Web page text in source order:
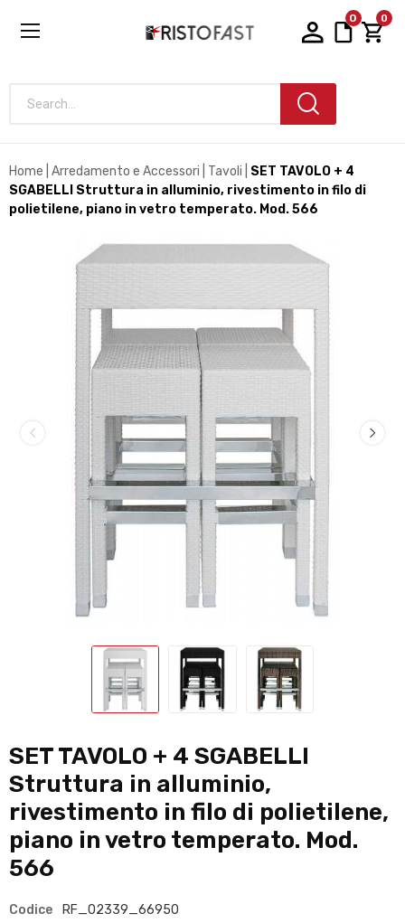
0 0
Search...
Home Arredamento e Accessori Tavoli
SET TAVOLO + 4
SGABELLI Struttura in alluminio, rivestimento in filo di
polietilene, piano in vetro temperato. Mod. 566
SET TAVOLO + 4 SGABELLI
Struttura in alluminio,
rivestimento in filo di polietilene,
piano in vetro temperato. Mod.
566
Codice RF_02339_66950